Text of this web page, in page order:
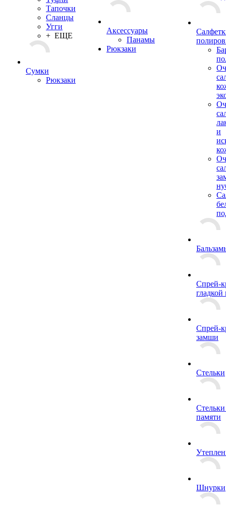
Тапочки
Сланцы
Угги
+ ЕЩЕ
Сумки
Рюкзаки
Аксессуары
Панамы
Рюкзаки
и
Спрей-
Спрей-
замши
Стельки
памяти
Шнурки